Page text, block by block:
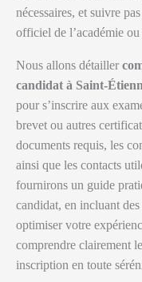
nécessaires, et suivre
officiel de l’académie ou
Nous allons détailler
candidat à Saint-
pour s’inscrire aux
brevet ou autres
documents requis, les
ainsi que les contacts
fournirons un guide
candidat, en incluant des
optimiser votre
comprendre clairement
inscription en toute